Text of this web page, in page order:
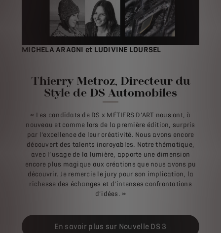
MICHELA ARAGNI et LUDIVINE LOURSEL
Thierry Metroz, Directeur du
Style de DS Automobiles
« Les candidats de DS x MÉTIERS D’ART nous ont, à
nouveau et comme lors de la première édition, surpris
par l’excellence de leur créativité. Nous avons encore
découvert des talents incroyables. Notre thématique,
avec l’usage de la lumière, apporte une dimension
encore plus magique aux créations que nous avons pu
découvrir. Je remercie le jury pour son implication, la
richesse des échanges et d’intenses confrontations
d’idées. »
En savoir plus sur Nouvelle DS 3